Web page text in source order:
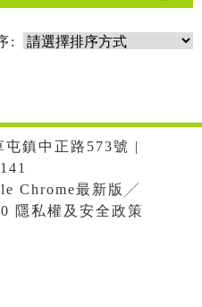
:
屯鎮中正路573號 |
Chrome最新版╱
隱私權及安全政策